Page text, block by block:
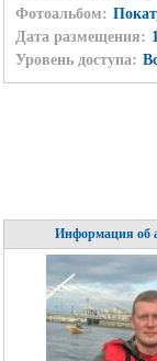
Фотоальбом:
Дата размещения:
Уровень доступа:
Информация об